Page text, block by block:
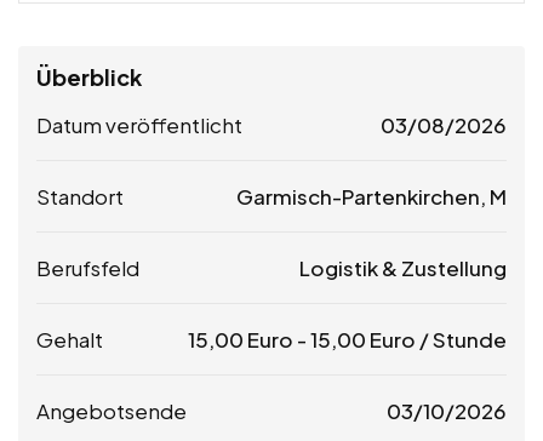
Überblick
Datum veröffentlicht 03/08/2026
Standort Garmisch-Partenkirchen, M
Berufsfeld Logistik & Zustellung
Gehalt 15,00 Euro -15,00 Euro / Stunde
Angebotsende 03/10/2026